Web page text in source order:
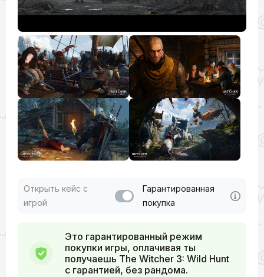
Открыть кейс с
игрой
Гарантированная
покупка
Это гарантированный режим
покупки игры, оплачивая ты
получаешь The Witcher 3: Wild Hunt
с гарантией, без рандома.